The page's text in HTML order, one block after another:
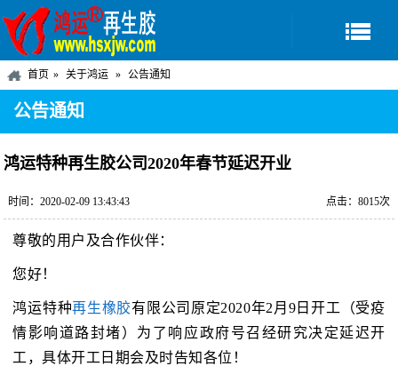
首页 关于鸿运 公告通知
公告通知
鸿运特种再生胶公司2020年春节延迟开业
时间：2020-02-09 13:43:43 点击：8015次
尊敬的用户及合作伙伴：
您好！
鸿运特种再生橡胶有限公司原定2020年2月9日开工（受疫
情影响道路封堵）为了响应政府号召经研究决定延迟开
工，具体开工日期会及时告知各位！